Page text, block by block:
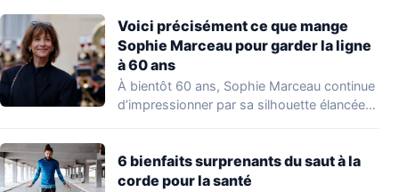
Voici précisément ce que mange
Sophie Marceau pour garder la ligne
à 60 ans
À bientôt 60 ans, Sophie Marceau continue
d’impressionner par sa silhouette élancée
6 bienfaits surprenants du saut à la
corde pour la santé